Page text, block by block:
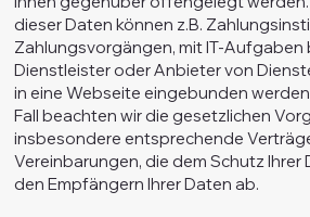
dieser Daten können z.B.
Zahlungsvorgängen, mit IT-
Dienstleister oder Anbieter von
in eine Webseite eingebunden
Fall beachten wir die gesetzlichen
insbesondere entsprechende
Vereinbarungen, die dem Schutz Ihrer
den Empfängern Ihrer Daten ab.